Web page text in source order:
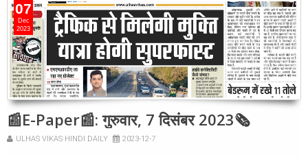
07
Dec
2023
📰E-Paper📰: गुरुवार, 7 दिसंबर 2023🗞
ULHAS VIKAS HINDI DAILY 2023-12-7